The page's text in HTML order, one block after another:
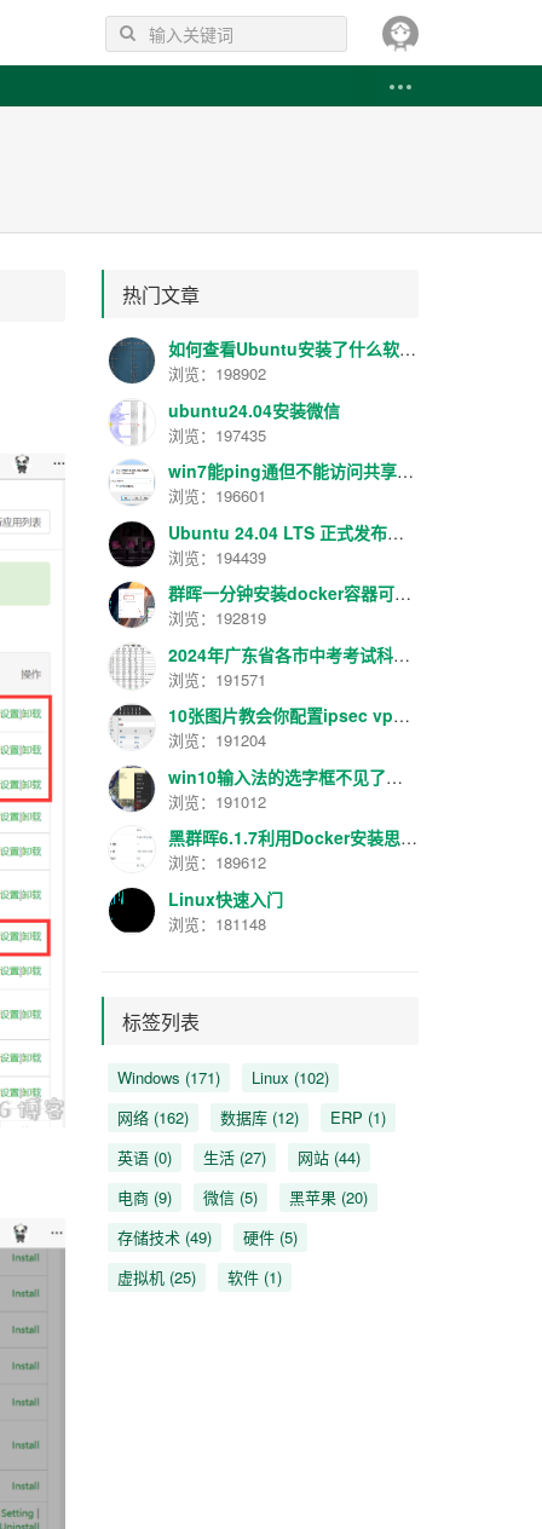
热门文章
如何查看Ubuntu安装了什么软件 如何卸载已安装的软件
浏览：198902
ubuntu24.04安装微信
浏览：197435
win7能ping通但不能访问共享解决方法
浏览：196601
Ubuntu 24.04 LTS 正式发布！代号 “Noble Numbat”，性能提升明显
浏览：194439
群晖一分钟安装docker容器可视化管理面板工具Portainer最新汉化版V2.16.2
浏览：192819
2024年广东省各市中考考试科目分数规定
浏览：191571
10张图片教会你配置ipsec vpn【转】
浏览：191204
win10输入法的选字框不见了解决方法
浏览：191012
黑群晖6.1.7利用Docker安装思源笔记服务器
浏览：189612
Linux快速入门
浏览：181148
标签列表
Windows (171) Linux (102)
网络(162) 数据库(12) ERP (1)
英语(0) 生活(27) 网站(44)
电商(9) 微信(5) 黑苹果(20)
存储技术(49) 硬件(5)
虚拟机(25) 软件(1)